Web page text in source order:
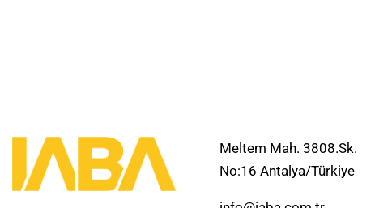
Meltem Mah. 3808.Sk.
No:16 Antalya/Türkiye